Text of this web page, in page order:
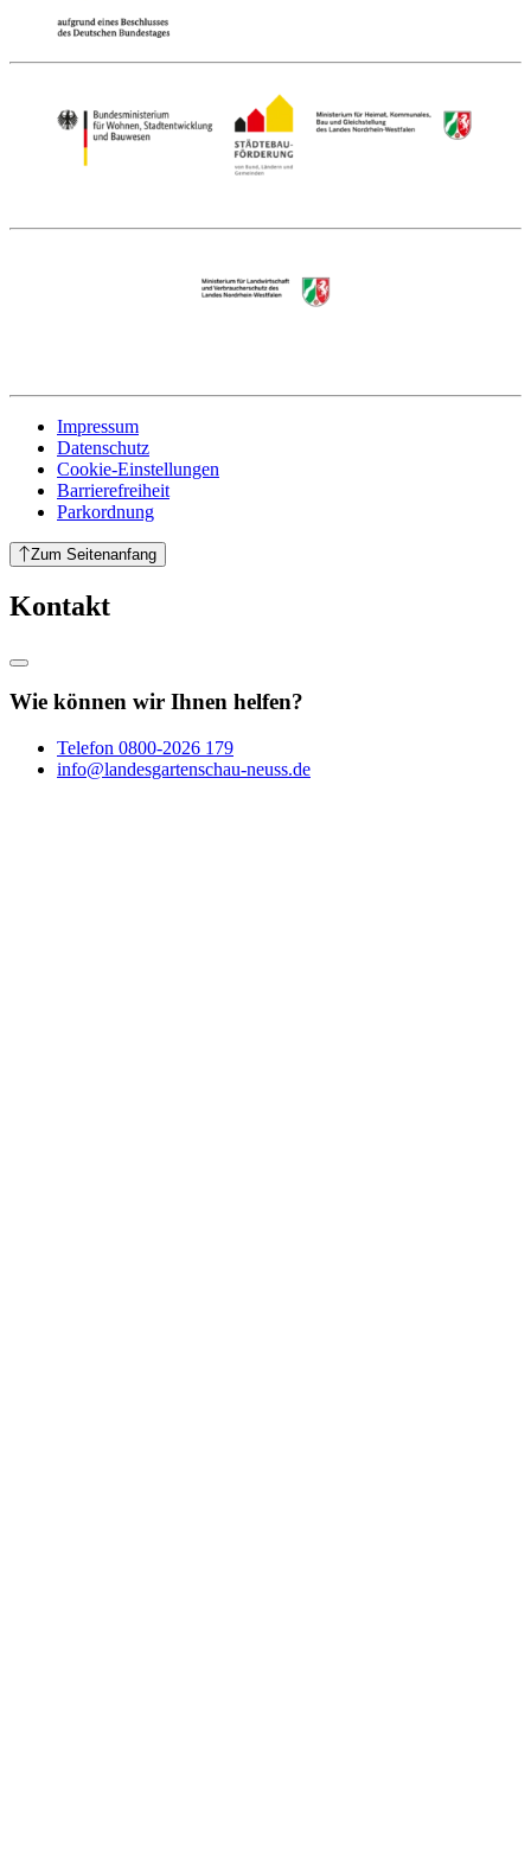
Impressum
Datenschutz
Cookie-Einstellungen
Barrierefreiheit
Parkordnung
Zum Seitenanfang
Kontakt
Wie können wir Ihnen helfen?
Telefon 0800-2026 179
info@landesgartenschau-neuss.de